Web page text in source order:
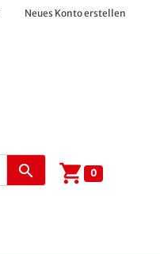
Neues Konto erstellen
search shopping_cart 0